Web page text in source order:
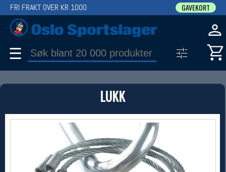
LUKK
FRI FRAKT OVER KR 1000 GAVEKORT
☰
PRODUKT
Produkter (1)
Bruk filter til å spisse søket